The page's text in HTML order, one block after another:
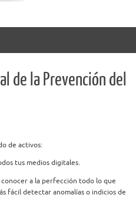
de la Prevención del
de activos:
tus medios digitales.
a la perfección todo lo que
fácil detectar anomalías o indicios de